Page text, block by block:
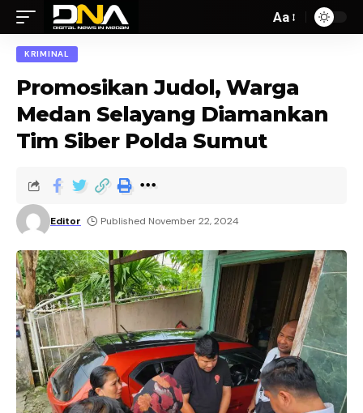
Aa
KRIMINAL
Promosikan Judol, Warga
Medan Selayang Diamankan
Tim Siber Polda Sumut
Editor Published November 22, 2024